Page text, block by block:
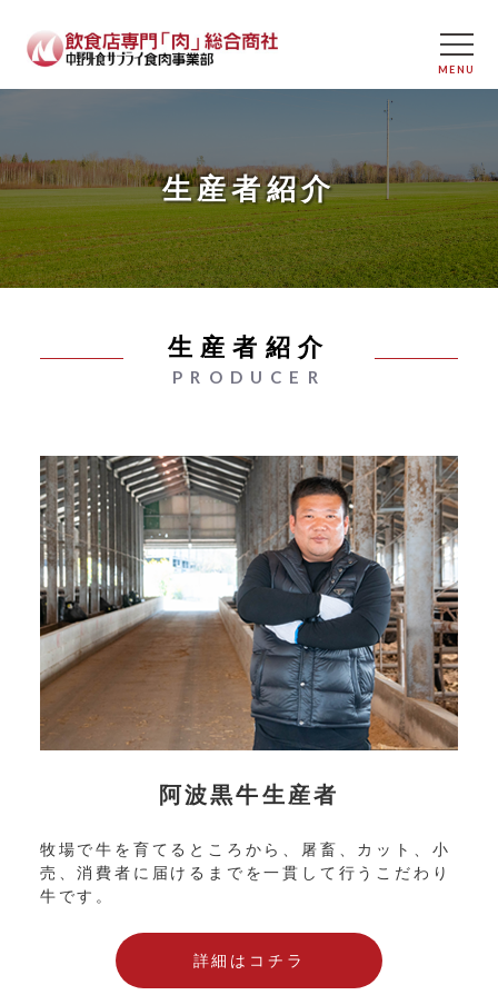
生産者紹介
生産者紹介
PRODUCER
阿波黒牛生産者
牧場で牛を育てるところから、屠畜、カット、小
売、消費者に届けるまでを一貫して行うこだわり
牛です。
詳細はコチラ